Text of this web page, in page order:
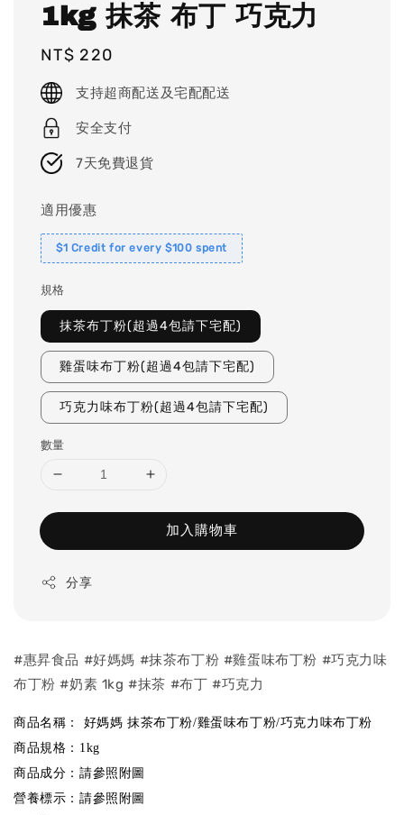
1kg 抹茶 布丁 巧克力
Regular
price
NT$ 220
支持超商配送及宅配配送
安全支付
7天免費退貨
適用優惠
$1 Credit for every $100 spent
規格
抹茶布丁粉(超過4包請下宅配)
雞蛋味布丁粉(超過4包請下宅配)
巧克力味布丁粉(超過4包請下宅配)
數量
加入購物車
分享
#惠昇食品 #好媽媽 #抹茶布丁粉 #雞蛋味布丁粉 #巧克力味
布丁粉 #奶素 1kg #抹茶 #布丁 #巧克力
商品名稱： 好媽媽 抹茶布丁粉/雞蛋味布丁粉/巧克力味布丁粉
商品規格：1kg
商品成分：請參照附圖
營養標示：請參照附圖